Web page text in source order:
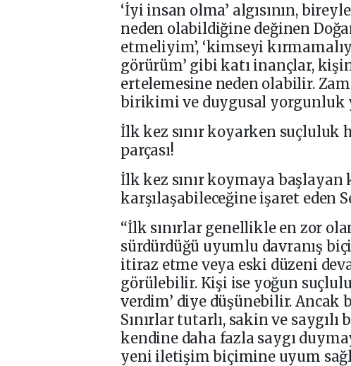
‘İyi insan olma’ algısının,
neden olabildiğine değinen
etmeliyim’, ‘kimseyi
görürüm’ gibi katı inançlar,
ertelemesine neden olabilir.
birikimi ve duygusal yorgunluk
İlk kez sınır koyarken suçluluk
parçası!
İlk kez sınır koymaya
karşılaşabileceğine işaret eden
“İlk sınırlar genellikle en zor
sürdürdüğü uyumlu davranış
itiraz etme veya eski düzeni
görülebilir. Kişi ise yoğun
verdim’ diye düşünebilir. Ancak
Sınırlar tutarlı, sakin ve
kendine daha fazla saygı
yeni iletişim biçimine uyum